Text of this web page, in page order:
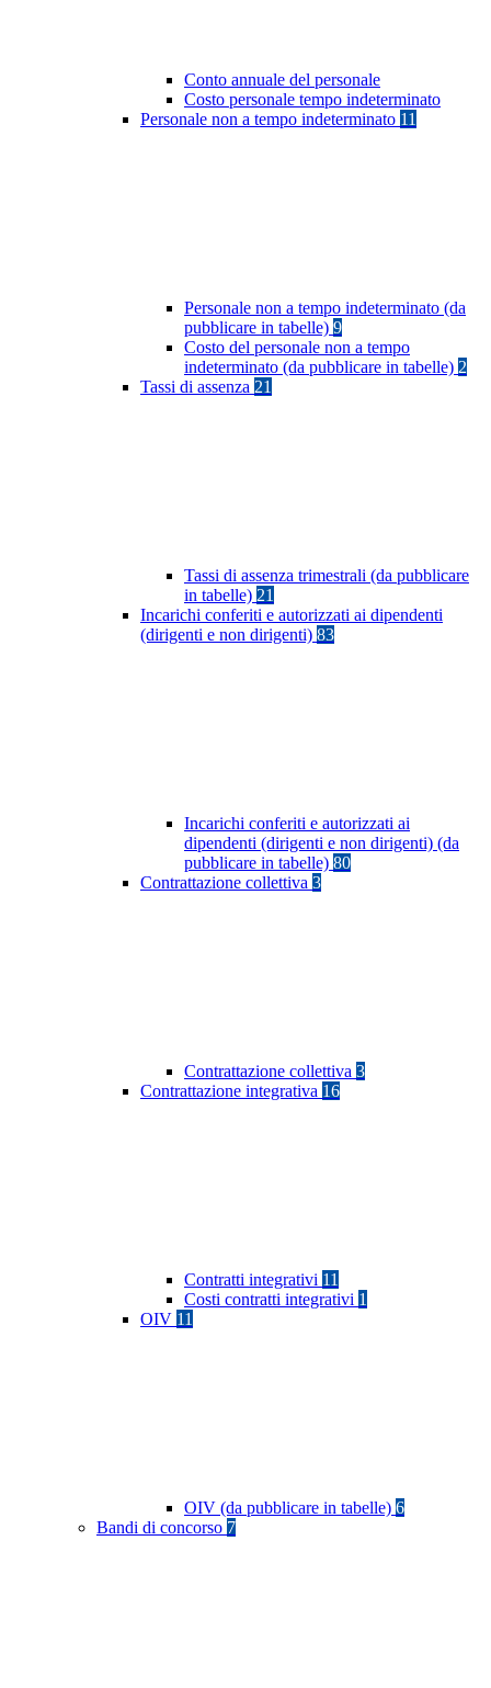
Conto annuale del personale
Costo personale tempo indeterminato
Personale non a tempo indeterminato 11
Personale non a tempo indeterminato (da
pubblicare in tabelle) 9
Costo del personale non a tempo
indeterminato (da pubblicare in tabelle) 2
Tassi di assenza 21
Tassi di assenza trimestrali (da pubblicare
in tabelle) 21
Incarichi conferiti e autorizzati ai dipendenti
(dirigenti e non dirigenti) 83
Incarichi conferiti e autorizzati ai
dipendenti (dirigenti e non dirigenti) (da
pubblicare in tabelle) 80
Contrattazione collettiva 3
Contrattazione collettiva 3
Contrattazione integrativa 16
Contratti integrativi 11
Costi contratti integrativi 1
OIV 11
OIV (da pubblicare in tabelle) 6
Bandi di concorso 7